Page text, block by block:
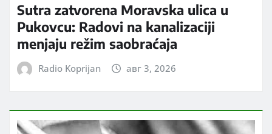
Sutra zatvorena Moravska ulica u
Pukovcu: Radovi na kanalizaciji
menjaju režim saobraćaja
Radio Koprijan авг 3, 2026